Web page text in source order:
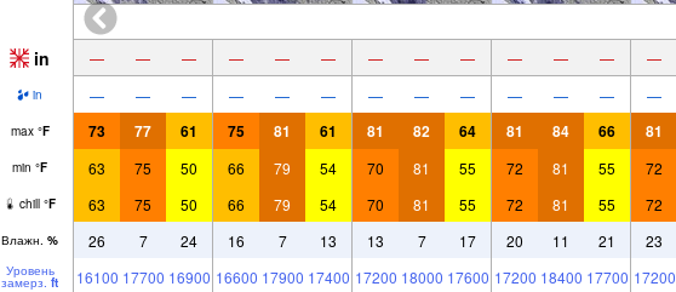
in — — — — — — — — — — — — —
in — — — — — — — — — — — — —
max °F 73 77 61 75 81 61 81 82 64 81 84 66 81
min °F 63 75 50 66 79 54 70 81 55 72 81 55 72
chill °F 63 75 50 66 79 54 70 81 55 72 81 55 72
Влажн. % 26 7 24 16 7 13 13 7 17 20 11 21 23
Уровень
замерз. ft 16100 17700 16900 16600 17900 17400 17200 18000 17600 17200 18400 17700 17200